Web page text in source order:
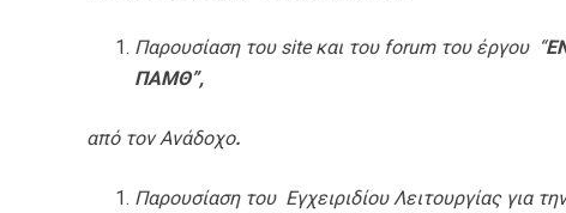
Παρουσίαση του siteκαι του forum του έργου “
ΠΑΜΘ”,
από τον Ανάδοχο.
Παρουσίαση του Εγχειριδίου Λειτουργίας για